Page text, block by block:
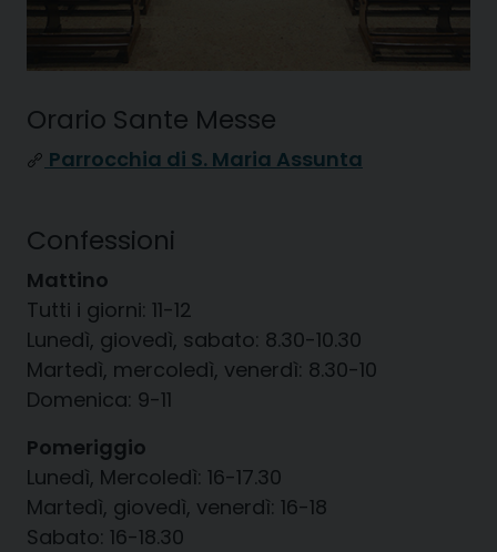
Orario Sante Messe
Parrocchia di S. Maria Assunta
Confessioni
Mattino
Tutti i giorni: 11-12
Lunedì, giovedì, sabato: 8.30-10.30
Martedì, mercoledì, venerdì: 8.30-10
Domenica: 9-11
Pomeriggio
Lunedì, Mercoledì: 16-17.30
Martedì, giovedì, venerdì: 16-18
Sabato: 16-18.30